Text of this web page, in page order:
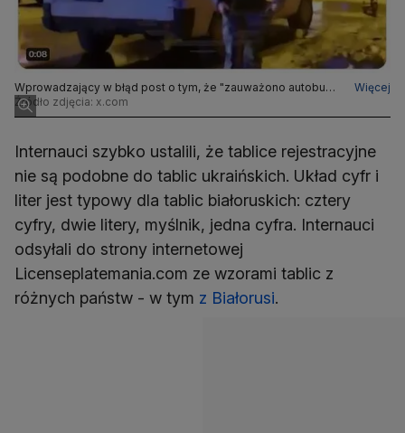
Wprowadzający w błąd post o tym, że "zauważono autobus
ze starymi ukraińskimi tablicami rejestracyjnymi"
Więcej
Źródło zdjęcia: x.com
Internauci szybko ustalili, że tablice rejestracyjne
nie są podobne do tablic ukraińskich. Układ cyfr i
liter jest typowy dla tablic białoruskich: cztery
cyfry, dwie litery, myślnik, jedna cyfra. Internauci
odsyłali do strony internetowej
Licenseplatemania.com ze wzorami tablic z
różnych państw - w tym z Białorusi.